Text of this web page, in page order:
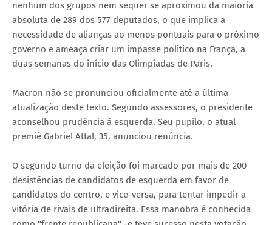
nenhum dos grupos nem sequer se aproximou da maioria
absoluta de 289 dos 577 deputados, o que implica a
necessidade de alianças ao menos pontuais para o próximo
governo e ameaça criar um impasse político na França, a
duas semanas do início das Olimpíadas de Paris.
Macron não se pronunciou oficialmente até a última
atualização deste texto. Segundo assessores, o presidente
aconselhou prudência à esquerda. Seu pupilo, o atual
premiê Gabriel Attal, 35, anunciou renúncia.
O segundo turno da eleição foi marcado por mais de 200
desistências de candidatos de esquerda em favor de
candidatos do centro, e vice-versa, para tentar impedir a
vitória de rivais de ultradireita. Essa manobra é conhecida